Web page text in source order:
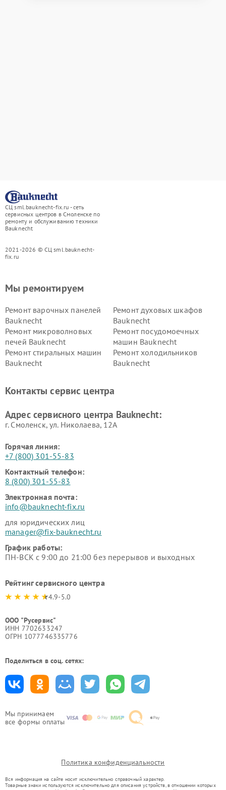
СЦ sml.bauknecht-fix.ru - сеть
сервисных центров в Смоленске по
ремонту и обслуживанию техники
Bauknecht
2021-2026 © СЦ sml.bauknecht-
fix.ru
Мы принимаем
все формы оплаты
Мы ремонтируем
Ремонт варочных панелей
Bauknecht
Ремонт духовых шкафов
Bauknecht
Ремонт микроволновых
печей Bauknecht
Ремонт посудомоечных
машин Bauknecht
Ремонт стиральных машин
Bauknecht
Ремонт холодильников
Bauknecht
Контакты сервис центра
Адрес сервисного центра Bauknecht:
г. Смоленск, ул. Николаева, 12А
Горячая линия:
+7 (800) 301-55-83
Контактный телефон:
8 (800) 301-55-83
Электронная почта:
info@bauknecht-fix.ru
для юридических лиц
manager@fix-bauknecht.ru
График работы:
ПН-ВСК с 9:00 до 21:00 без перерывов и выходных
Рейтинг сервисного центра
4.9-5.0
ООО "Русервис"
ИНН 7702633247
ОГРН 1077746335776
Поделиться в соц. сетях:
Политика конфиденциальности
Вся информация на сайте носит исключительно справочный характер.
Товарные знаки используются исключительно для описания устройств, в отношении которых